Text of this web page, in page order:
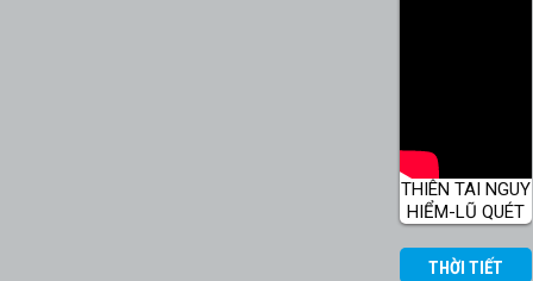
THIÊN TAI NGUY
HIỂM-LŨ QUÉT
THỜI TIẾT